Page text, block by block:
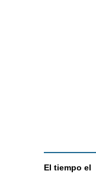
El tiempo el